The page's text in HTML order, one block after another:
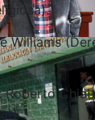
Williams
Roberto